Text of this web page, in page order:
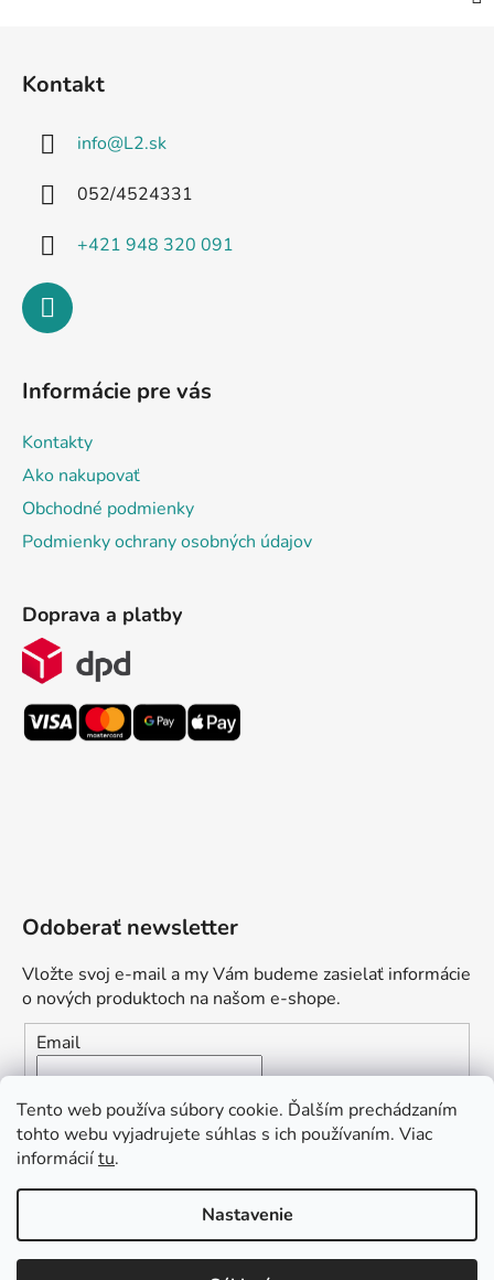
Tento web používa súbory cookie. Ďalším prechádzaním
tohto webu vyjadrujete súhlas s ich používaním. Viac
informáciítu.
Nastavenie
: Zaplaťte vopred a získajte
Kontakt
info@L2.sk
052/4524331
+421 948 320 091
Informácie pre vás
Kontakty
Ako nakupovať
Obchodné podmienky
Podmienky ochrany osobných údajov
Doprava a platby
Odoberať newsletter
Vložte svoj e-mail a my Vám budeme zasielať informácie
o nových produktoch na našom e-shope.
Email
Vložením e-mailu súhlasíte s
podmienkami ochrany
osobných údajov
môžem pomôcť?“